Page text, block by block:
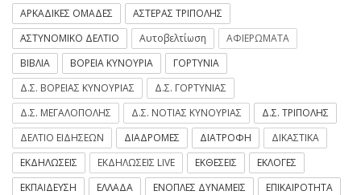
ΑΡΚΑΔΙΚΕΣ ΟΜΑΔΕΣ
ΑΣΤΕΡΑΣ ΤΡΙΠΟΛΗΣ
ΑΣΤΥΝΟΜΙΚΟ ΔΕΛΤΙΟ
Αυτοβελτίωση
ΑΦΙΕΡΩΜΑΤΑ
ΒΙΒΛΙΑ
ΒΟΡΕΙΑ ΚΥΝΟΥΡΙΑ
ΓΟΡΤΥΝΙΑ
Δ.Σ. ΒΟΡΕΙΑΣ ΚΥΝΟΥΡΙΑΣ
Δ.Σ. ΓΟΡΤΥΝΙΑΣ
Δ.Σ. ΜΕΓΑΛΟΠΟΛΗΣ
Δ.Σ. ΝΟΤΙΑΣ ΚΥΝΟΥΡΙΑΣ
Δ.Σ. ΤΡΙΠΟΛΗΣ
ΔΕΛΤΙΟ ΕΙΔΗΣΕΩΝ
ΔΙΑΔΡΟΜΕΣ ΔΙΑΤΡΟΦΗ
ΔΙΚΑΣΤΙΚΑ
ΕΚΔΗΛΩΣΕΙΣ
ΕΚΔΗΛΩΣΕΙΣ LIVE ΕΚΘΕΣΕΙΣ
ΕΚΛΟΓΕΣ
ΕΚΠΑΙΔΕΥΣΗ
ΕΛΛΑΔΑ ΕΝΟΠΛΕΣ ΔΥΝΑΜΕΙΣ
ΕΠΙΚΑΙΡΟΤΗΤΑ